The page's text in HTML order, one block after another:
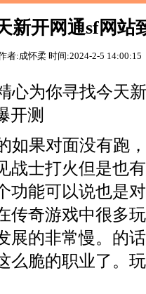
新开网通sf网站
者:成怀柔 时间:2024-2-5 14:00:15
心为你寻找今天
开测
如果对面没有跑
战士打火但是也
功能可以说也是
传奇游戏中很多
展的非常慢。的
么脆的职业了。